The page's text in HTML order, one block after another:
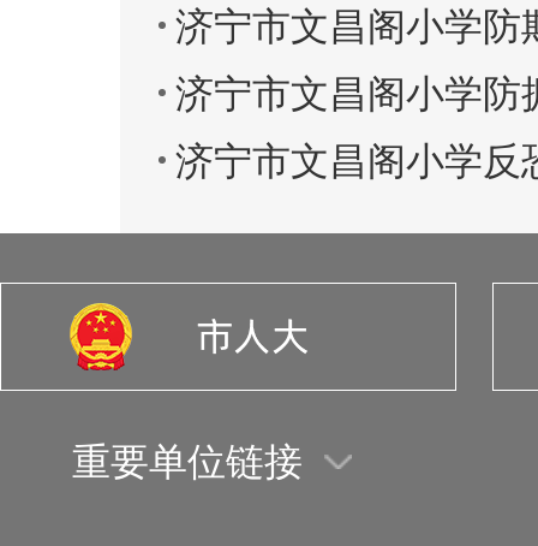
济宁市文昌阁小学防
济宁市文昌阁小学防
济宁市文昌阁小学反
重要单位链接